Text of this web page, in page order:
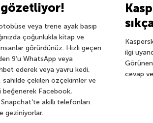
veya trene ayak basıp
çoğunlukla kitap ve
görürdünüz. Hızlı geçen
9’u WhatsApp veya
ederek veya yavru kedi,
sahilde çekilen özçekimler ve
beğenerek Facebook,
akıllı telefonları
geziniyorlar.
ilgi
cevap